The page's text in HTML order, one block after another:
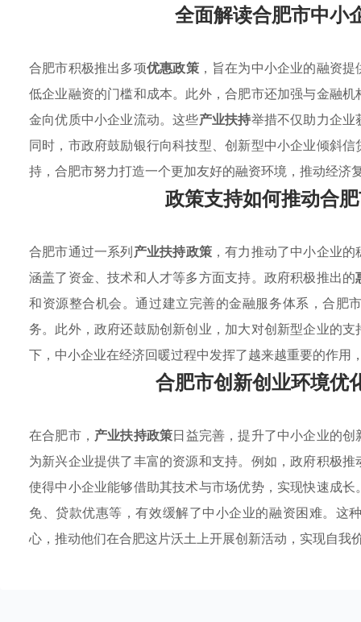
全面解读合肥市中小
合肥市积极推出多项优惠政策，旨在为中小企业的融资
低企业融资的门槛和成本。此外，合肥市还加强与金融
金向优质中小企业流动。这些产业扶持举措不仅助力企
同时，市政府鼓励银行向科技型、创新型中小企业倾斜
持，合肥市努力打造一个更加友好的融资环境，推动经济
政策支持如何推动合
合肥市通过一系列产业扶持政策，有力推动了中小企业
涵盖了资金、技术和人才等多方面支持。政府积极推出的
和资源整合机会。通过建立完善的金融服务体系，合肥
务。此外，政府还鼓励创新创业，加大对创新型企业的
下，中小企业在经济回暖过程中发挥了越来越重要的作用
合肥市创新创业环境优
在合肥市， 产业扶持政策日益完善，提升了中小企业的
为新兴企业提供了丰富的资源和支持。例如，政府积极
使得中小企业能够借助其技术与市场优势，实现快速成
免、贷款优惠等，有效缓解了中小企业的融资困难。这
心，推动他们在合肥这片沃土上开展创新活动，实现自我